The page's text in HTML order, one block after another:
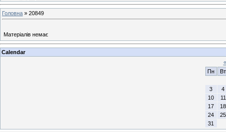
Головна » 20849
Матеріалів немає
Calendar
«
Пн
Вт
3
4
10
11
17
18
24
25
31